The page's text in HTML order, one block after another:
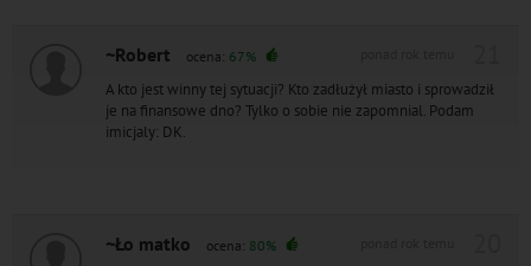
~Robert ocena: 67%
A kto jest winny tej sytuacji? Kto zadłużył miasto i sprowadził
je na finansowe dno? Tylko o sobie nie zapomnial. Podam
imicjaly: DK.
~Ło matko ocena: 80%